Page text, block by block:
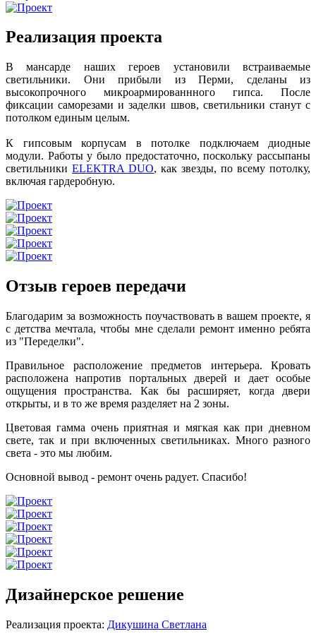
Реализация проекта
В мансарде наших героев установили встраиваемые
светильники. Они прибыли из Перми, сделаны из
высокопрочного микроармированнного гипса. После
фиксации саморезами и заделки швов, светильники станут с
потолком единым целым.
К гипсовым корпусам в потолке подключаем диодные
модули. Работы у было предостаточно, поскольку рассыпаны
светильники ELEKTRA DUO, как звезды, по всему потолку,
включая гардеробную.
Отзыв героев передачи
Благодарим за возможность поучаствовать в вашем проекте, я
с детства мечтала, чтобы мне сделали ремонт именно ребята
из "Переделки".
Правильное расположение предметов интерьера. Кровать
расположена напротив портальных дверей и дает особые
ощущения пространства. Как бы расширяет, когда двери
открыты, и в то же время разделяет на 2 зоны.
Цветовая гамма очень приятная и мягкая как при дневном
свете, так и при включенных светильниках. Много разного
света - это мы любим.
Основной вывод - ремонт очень радует. Спасибо!
Дизайнерское решение
Реализация проекта: Дикушина Светлана